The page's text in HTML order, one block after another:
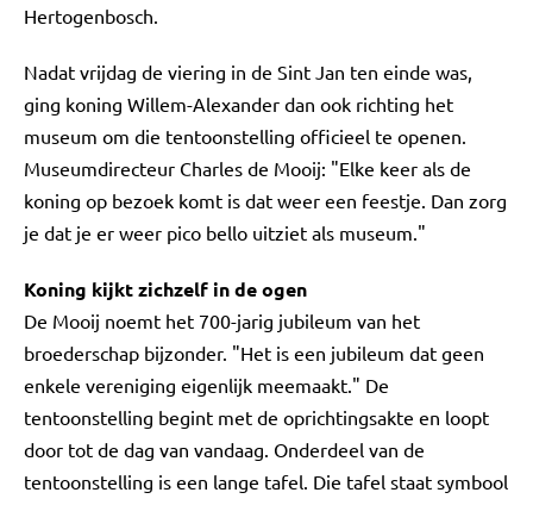
Hertogenbosch.
Nadat vrijdag de viering in de Sint Jan ten einde was,
ging koning Willem-Alexander dan ook richting het
museum om die tentoonstelling officieel te openen.
Museumdirecteur Charles de Mooij: "Elke keer als de
koning op bezoek komt is dat weer een feestje. Dan zorg
je dat je er weer pico bello uitziet als museum."
Koning kijkt zichzelf in de ogen
De Mooij noemt het 700-jarig jubileum van het
broederschap bijzonder. "Het is een jubileum dat geen
enkele vereniging eigenlijk meemaakt." De
tentoonstelling begint met de oprichtingsakte en loopt
door tot de dag van vandaag. Onderdeel van de
tentoonstelling is een lange tafel. Die tafel staat symbool